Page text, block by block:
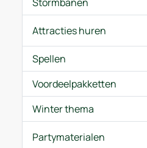
Attracties huren
Spellen
Voordeelpakketten
Winter thema
Partymaterialen